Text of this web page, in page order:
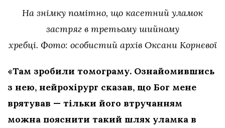
На знімку помітно, що касетний уламок
застряг в третьому шийному
хребці. Фото: особистий архів Оксани Корнєвої
«Там зробили томограму. Ознайомившись
з нею, нейрохірург сказав, що Бог мене
врятував — тільки його втручанням
можна пояснити такий шлях уламка в